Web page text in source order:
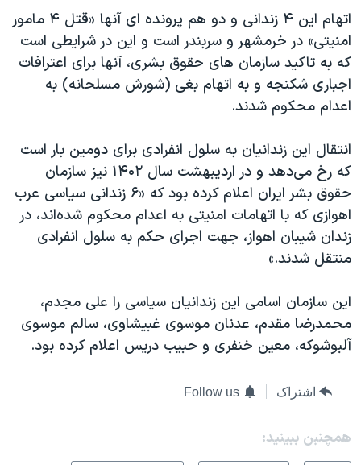
اتهام این ۴ زندانی و دو هم پرونده ای آنها «قتل ۴ مامور
امنیتی» در خرمشهر و سربندر است و این در شرایطی است
که به تاکید سازمان های حقوق بشری، آنها برای اعترافات
اجباری شکنجه و به اتهام بغی (شورش مسلحانه) به
اعدام محکوم شدند.
انتقال این زندانیان به سلول انفرادی برای دومین بار است
که رخ می‌دهد و در اردیبهشت سال ۱۴۰۲ نیز سازمان
حقوق بشر ایران اعلام کرده بود که «۶ زندانی سیاسی عرب
اهوازی که با اتهامات امنیتی به اعدام محکوم شده‌اند، در
زندان شیبان اهواز، جهت اجرای حکم به سلول انفرادی
منتقل شدند.»
این سازمان اسامی این زندانیان سیاسی را علی مجدم،
محمدرضا مقدم، عدنان موسوی غبیشاوی، سالم موسوی
آلبوشوکه، معین خنفری و حبیب دریس اعلام کرده بود.
اشتراک Follow us
همچنبن ببینید: